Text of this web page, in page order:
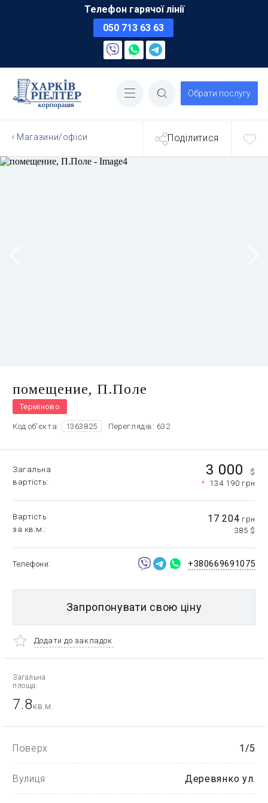
Телефон гарячої лінії
050 713 63 63
Обрати послугу
Магазини/офіси Поділитися
помещение, П.Поле
Терміново
Код об'єкта: 1363825 Переглядів: 632
Загальна
вартість
3 000
$
* 134 190 грн
Вартість
за кв.м.
17 204 грн
385 $
Телефони +380669691075
Запропонувати свою ціну
Додати до закладок
Загальна
площа:
7.8кв.м.
Поверх 1/5
Вулиця Деревянко ул.